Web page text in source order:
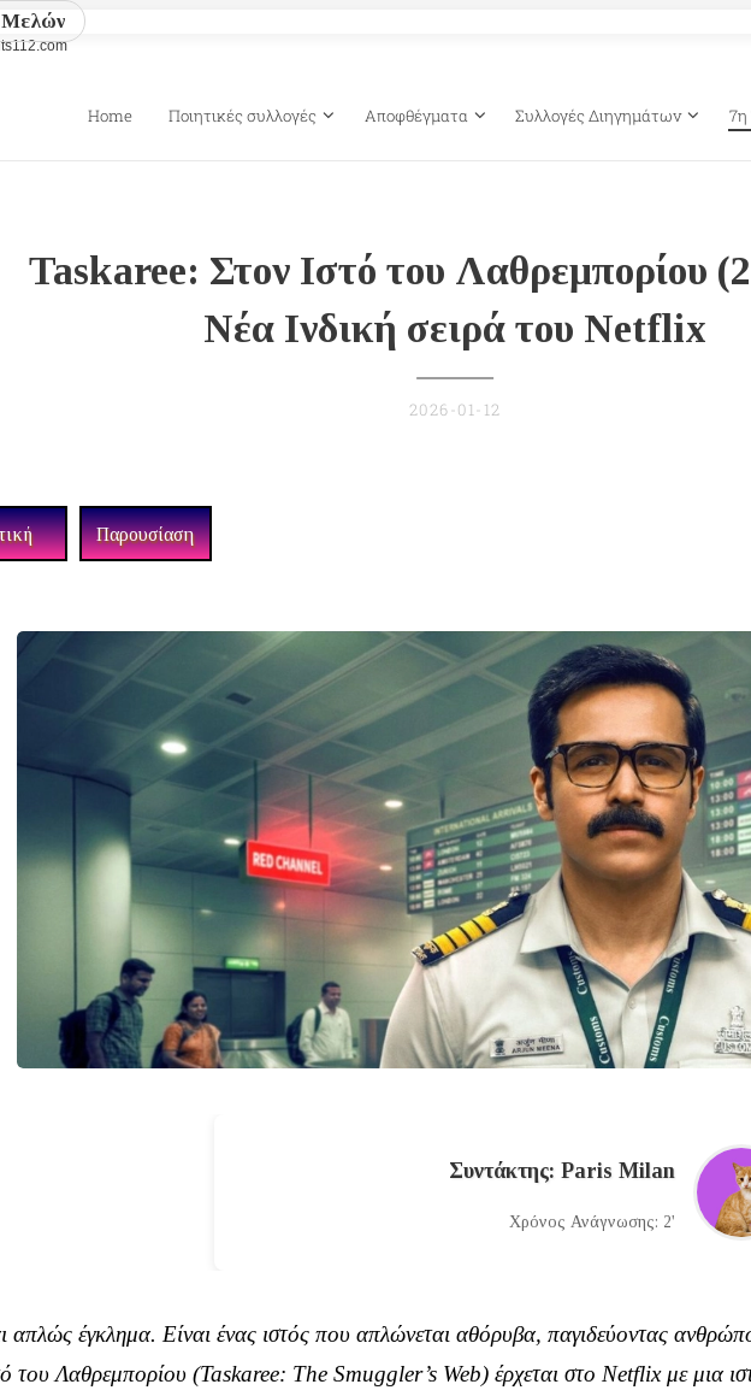
Μελών
Home Ποιητικές συλλογές Αποφθέγματα Συλλογές Διηγημάτων 7η
Taskaree: Στον Ιστό του Λαθρεμπορίου
Νέα Ινδική σειρά του Netflix
2026-01-12
Παρουσίαση
Συντάκτης: Paris Milan
Χρόνος Ανάγνωσης: 2'
απλώς έγκλημα. Είναι ένας ιστός που απλώνεται αθόρυβα, παγιδεύοντας
του Λαθρεμπορίου(Taskaree: The Smuggler’s Web) έρχεται στο Netflixμε μια